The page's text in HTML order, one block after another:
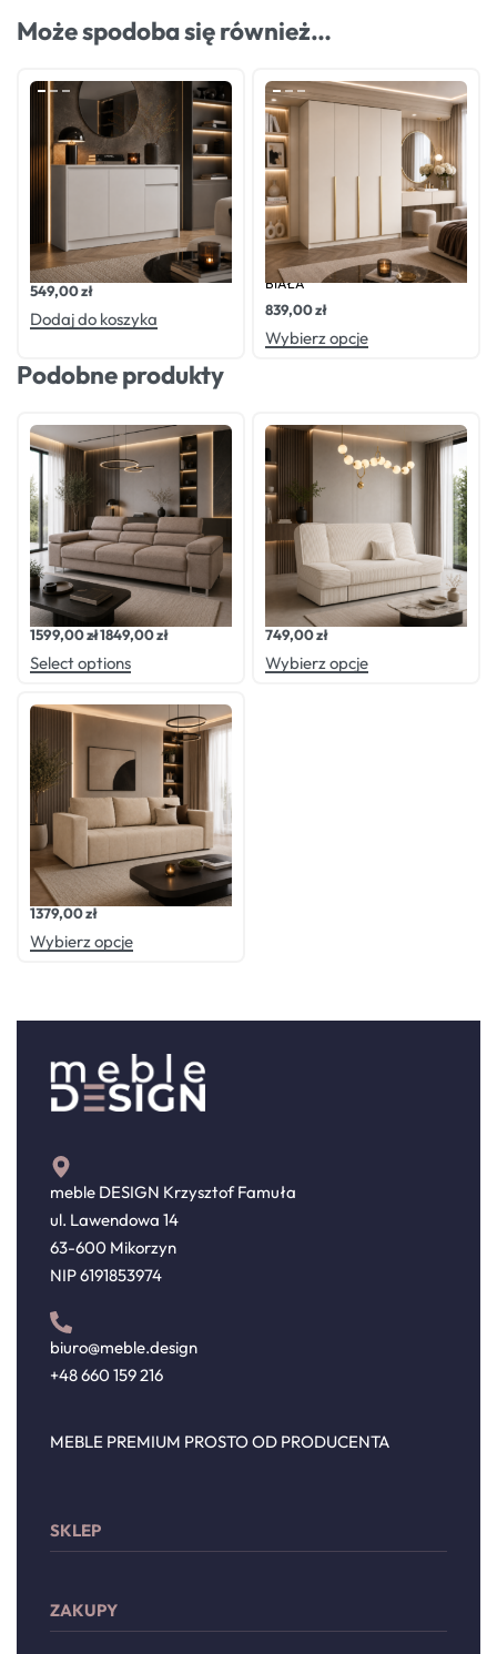
Może spodoba się również…
Oceniono na 5
Komoda MALMO 2 BIAŁA
549,00zł
Dodaj do koszyka
Oceniono
SZAFA UCHYLNA LIZA 200
BIAŁA
839,00zł
Wybierz opcje
Podobne produkty
Oceniono0na 5
Kanapa 3-osobowa ELIO
1599,00zł1849,00zł
Select options
Oceniono0
Wersalka ROYAL
749,00zł
Wybierz opcje
Oceniono
Kanapa MADERA
1379,00zł
Wybierz opcje
meble DESIGN Krzysztof Famuła
ul. Lawendowa 14
63-600 Mikorzyn
NIP 6191853974
biuro@meble.design
+48 660 159 216
MEBLE PREMIUM PROSTO OD PRODUCENTA
SKLEP
ZAKUPY